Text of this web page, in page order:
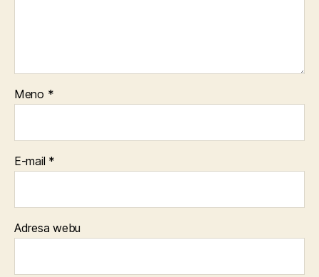
Meno *
E-mail *
Adresa webu